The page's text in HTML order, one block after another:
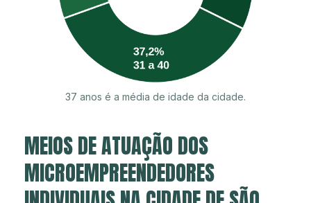
37 anos é a média de idade da cidade.
MEIOS DE ATUAÇÃO DOS
MICROEMPREENDEDORES